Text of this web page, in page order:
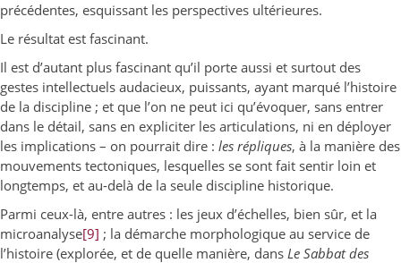
précédentes, esquissant les perspectives ultérieures.
Le résultat est fascinant.
Il est d’autant plus fascinant qu’il porte aussi et surtout des
gestes intellectuels audacieux, puissants, ayant marqué l’histoire
de la discipline ; et que l’on ne peut ici qu’évoquer, sans entrer
dans le détail, sans en expliciter les articulations, ni en déployer
les implications – on pourrait dire : les répliques, à la manière des
mouvements tectoniques, lesquelles se sont fait sentir loin et
longtemps, et au-delà de la seule discipline historique.
Parmi ceux-là, entre autres : les jeux d’échelles, bien sûr, et la
microanalyse[9] ; la démarche morphologique au service de
l’histoire (explorée, et de quelle manière, dans Le Sabbat des